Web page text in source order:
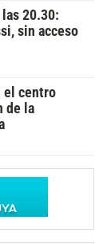
20.30:
sin acceso
el centro
de la